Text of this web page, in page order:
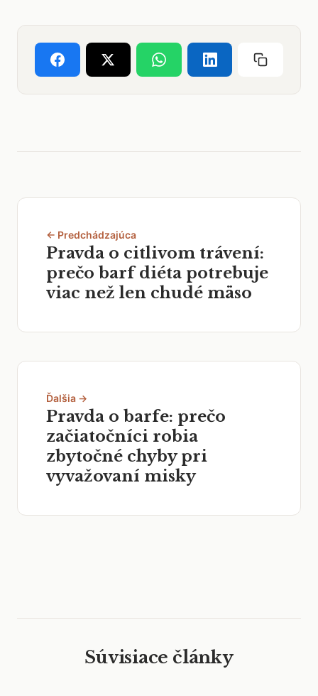
← Predchádzajúca
Pravda o citlivom trávení:
prečo barf diéta potrebuje
viac než len chudé mäso
Ďalšia →
Pravda o barfe: prečo
začiatočníci robia
zbytočné chyby pri
vyvažovaní misky
Súvisiace články